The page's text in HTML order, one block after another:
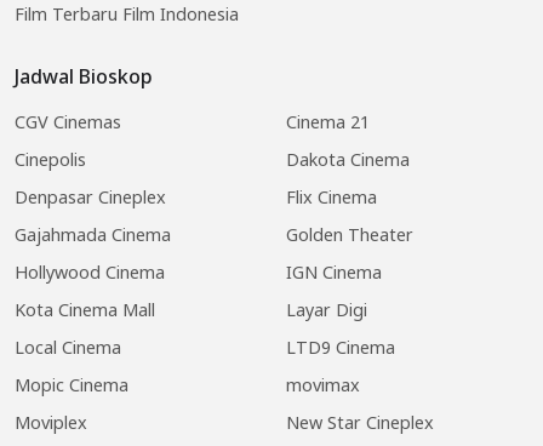
Film Terbaru Film Indonesia
Jadwal Bioskop
CGV Cinemas
Cinema 21
Cinepolis
Dakota Cinema
Denpasar Cineplex
Flix Cinema
Gajahmada Cinema
Golden Theater
Hollywood Cinema
IGN Cinema
Kota Cinema Mall
Layar Digi
Local Cinema
LTD9 Cinema
Mopic Cinema
movimax
Moviplex
New Star Cineplex